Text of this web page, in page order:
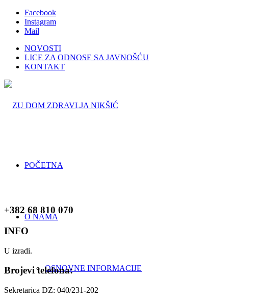
Facebook
Instagram
Mail
NOVOSTI
LICE ZA ODNOSE SA JAVNOŠĆU
KONTAKT
POČETNA
O NAMA
OSNOVNE INFORMACIJE
+382 68 810 070
INFO
U izradi.
Brojevi telefona:
Sekretarica DZ: 040/231-202